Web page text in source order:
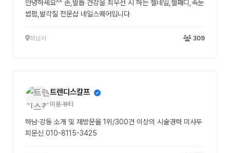
안녕하세요^^ 손,발톱 건강을 최우선 시 하는 젤네일,젤패디,속눈
썹펌,발각질 전문샵 네일스퀘어입니다
하남시 309
트렌디스칼프
미용·뷰티
하남·강동 소개 및 재방문율 1위/300건 이상의 시술경력 미사두
피문신 010-8115-3425